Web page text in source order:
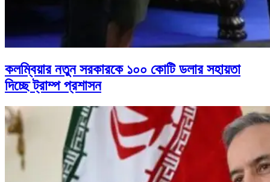
কলম্বিয়ার নতুন সরকারকে ১০০ কোটি ডলার সহায়তা
দিচ্ছে ট্রাম্প প্রশাসন